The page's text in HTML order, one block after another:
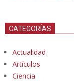
CATEGORÍAS
Actualidad
Artículos
Ciencia